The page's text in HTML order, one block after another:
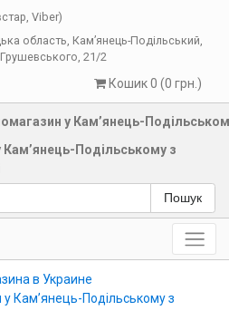
Viber)
область, Кам’янець-Подільський,
21/2
Кошик 0 (0 грн.)
Подільському з
Пошук
в Украине
Кам’янець-Подільському з